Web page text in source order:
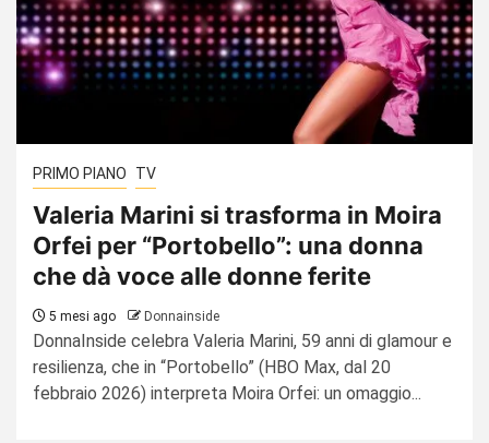
PRIMO PIANO TV
Valeria Marini si trasforma in Moira
Orfei per “Portobello”: una donna
che dà voce alle donne ferite
5 mesi ago Donnainside
DonnaInside celebra Valeria Marini, 59 anni di glamour e
resilienza, che in “Portobello” (HBO Max, dal 20
febbraio 2026) interpreta Moira Orfei: un omaggio...